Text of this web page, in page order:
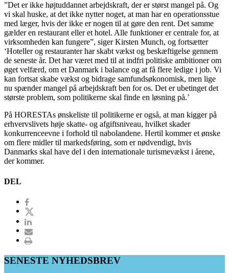
”Det er ikke højtuddannet arbejdskraft, der er størst mangel på. Og
vi skal huske, at det ikke nytter noget, at man har en operationsstue
med læger, hvis der ikke er nogen til at gøre den rent. Det samme
gælder en restaurant eller et hotel. Alle funktioner er centrale for, at
virksomheden kan fungere”, siger Kirsten Munch, og fortsætter
‘Hoteller og restauranter har skabt vækst og beskæftigelse gennem
de seneste år. Det har været med til at indfri politiske ambitioner om
øget velfærd, om et Danmark i balance og at få flere ledige i job. Vi
kan fortsat skabe vækst og bidrage samfundsøkonomisk, men lige
nu spænder mangel på arbejdskraft ben for os. Det er ubetinget det
største problem, som politikerne skal finde en løsning på.’
På HORESTAs ønskeliste til politikerne er også, at man kigger på
erhvervslivets høje skatte- og afgiftsniveau, hvilket skader
konkurrenceevne i forhold til nabolandene. Hertil kommer et ønske
om flere midler til markedsføring, som er nødvendigt, hvis
Danmarks skal have del i den internationale turismevækst i årene,
der kommer.
DEL
SENESTE NYHEDSBREV